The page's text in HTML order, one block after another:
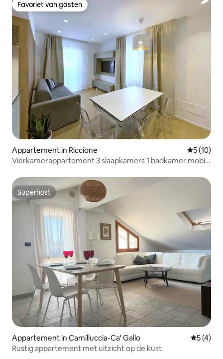
Favoriet van gasten
Favoriet van gasten
Appartement in Riccione
5 (10)
Vierkamerappartement 3 slaapkamers 1 badkamer mobiel
Superhost
Superhost
Appartement in Camilluccia-Ca' Gallo
5 (4)
Rustig appartement met uitzicht op de kust